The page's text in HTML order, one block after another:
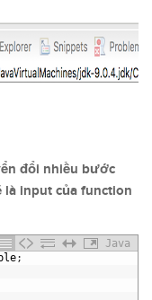
đổi nhiều bước
là input của function
Java
;